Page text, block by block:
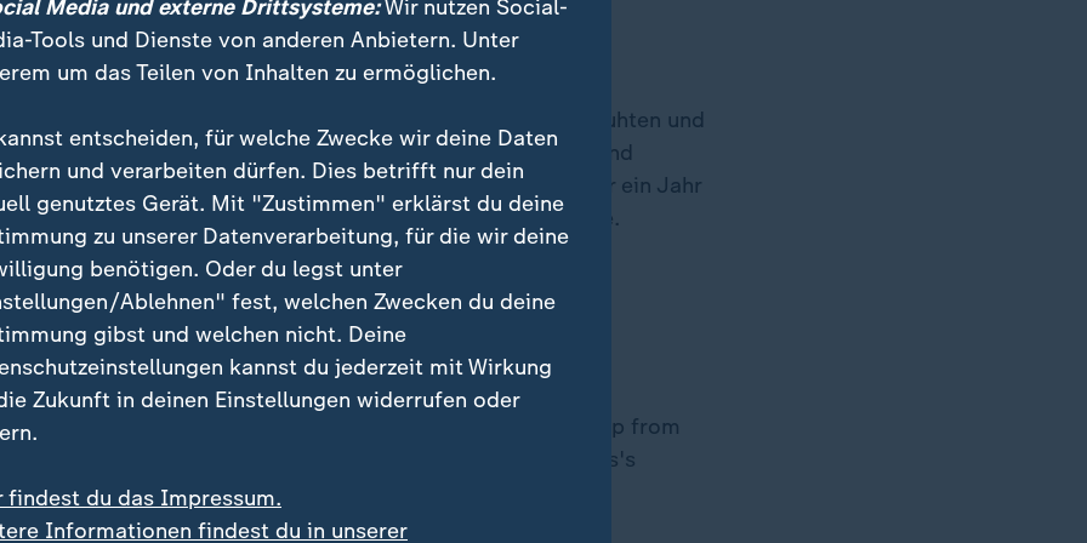
Fans, dann Beatlemania
viele Fans, die den neuen Beatle bei Konzerten ausbuhten und
Er habe sich wie ein Fremder in einer falschen Band
Starr später. Doch das Gefühl währte nicht lang, denn nur ein Jahr
aus, die zu einem weltweiten Phänomen wurde.
John Lennons verschollene Gitarre entdeckt
Starr gelegentlich auch den Leadgesang. Mit seinem
flachen und nasalen Bariton prägte er launige und alberne
Submarine" (auf "Revolver", 1966), "With a Little Help from
Pepper's Lonely Hearts Club Band", 1967) oder "Octopus's
Road", 1969).
Media und externe Drittsysteme:Wir nutzen Social-
Tools und Dienste von anderen Anbietern. Unter
um das Teilen von Inhalten zu ermöglichen.
entscheiden, für welche Zwecke wir deine Daten
und verarbeiten dürfen. Dies betrifft nur dein
genutztes Gerät. Mit "Zustimmen" erklärst du deine
zu unserer Datenverarbeitung, für die wir deine
benötigen. Oder du legst unter
Ablehnen" fest, welchen Zwecken du deine
gibst und welchen nicht. Deine
kannst du jederzeit mit Wirkung
Zukunft in deinen Einstellungen widerrufen oder
findest du das Impressum.
Informationen findest du in unserer